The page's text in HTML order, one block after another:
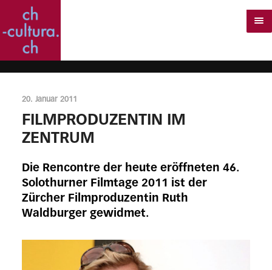
20. Januar 2011
FILMPRODUZENTIN IM
ZENTRUM
Die Rencontre der heute eröffneten 46.
Solothurner Filmtage 2011 ist der
Zürcher Filmproduzentin Ruth
Waldburger gewidmet.